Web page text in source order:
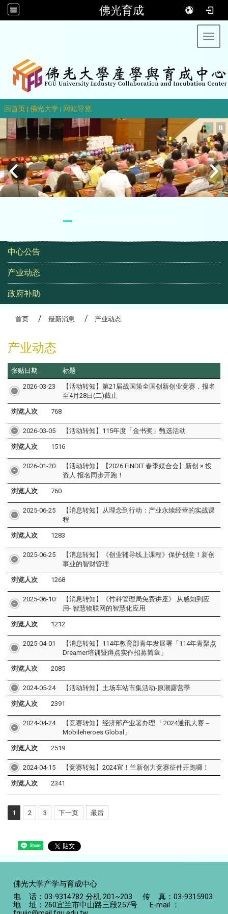
佛光育成
回首页| 佛光大学| 网站导览
中心公告
产业动态
政府补助
首页 最新消息 产业动态
产业动态
张贴日期 标题
2026-03-23
【活动转知】第21届战国策全国创新创业竞赛，报名
至4月28日(二)截止
浏览人次 768
2026-03-05 【活动转知】115年度「金书奖」甄选活动
浏览人次 1516
2026-01-20
【活动转知】【2026 FINDIT 春季媒合会】新创 × 投
资人 报名同步开跑！
浏览人次 760
2025-06-25
【消息转知】从理念到行动：产业永续经营的实战课
程
浏览人次 1283
2025-06-25
【消息转知】《创业辅导线上课程》保护创意！新创
事业的智财管理
浏览人次 1268
2025-06-10
【消息转知】《竹科管理局免费讲座》 从感知到应
用- 智慧物联网的智慧化应用
浏览人次 1212
2025-04-01
【消息转知】114年教育部青年发展署「114年青聚点
Dreamer培训暨蹲点实作招募简章」
浏览人次 2085
2024-05-24 【活动转知】土场车站市集活动-原潮露营季
浏览人次 2391
2024-04-24
【竞赛转知】经济部产业署办理 「2024通讯大赛－
Mobileheroes Global」
浏览人次 2519
2024-04-15 【竞赛转知】2024宜！兰新创力竞赛征件开跑囉！
浏览人次 2341
1 2 3 下一页 最后
Share
佛光大学产学与育成中心
电 话：03-9314782 分机 201~203 传 真：03-9315903
地 址：260宜兰市中山路三段257号 E-mail ：